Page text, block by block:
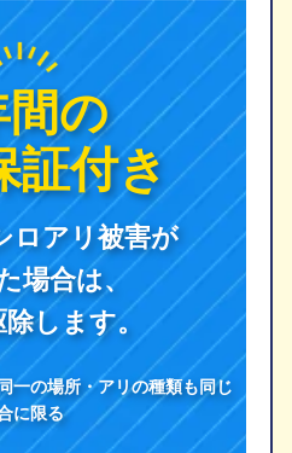
の
証付き
ロアリ被害が
場合は、
します。
一の場所・アリの種類も同じ
に限る